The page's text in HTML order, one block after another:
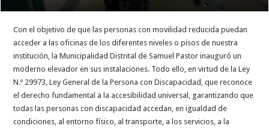
Con el objetivo de que las personas con movilidad reducida puedan
acceder a las oficinas de los diferentes niveles o pisos de nuestra
institución, la Municipalidad Distrital de Samuel Pastor inauguró un
moderno elevador en sus instalaciones. Todo ello, en virtud de la Ley
N.º 29973, Ley General de la Persona con Discapacidad, que reconoce
el derecho fundamental a la accesibilidad universal, garantizando que
todas las personas con discapacidad accedan, en igualdad de
condiciones, al entorno físico, al transporte, a los servicios, a la